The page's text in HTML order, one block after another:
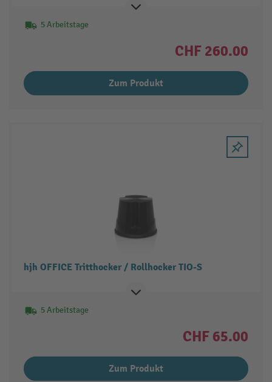
5 Arbeitstage
CHF 260.00
Zum Produkt
hjh OFFICE Tritthocker / Rollhocker TIO-S
5 Arbeitstage
CHF 65.00
Zum Produkt